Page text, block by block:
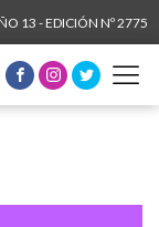
13 - EDICIÓN Nº 2775